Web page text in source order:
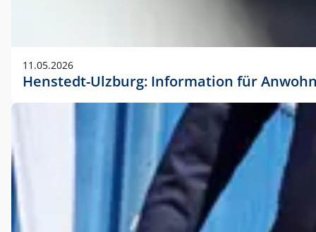
11.05.2026
Henstedt-Ulzburg: Information für